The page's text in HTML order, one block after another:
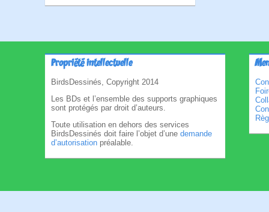
Propriété intellectuelle
BirdsDessinés, Copyright 2014
Les BDs et l’ensemble des supports graphiques
sont protégés par droit d’auteurs.
Toute utilisation en dehors des services
BirdsDessinés doit faire l’objet d’une demande
d’autorisation préalable.